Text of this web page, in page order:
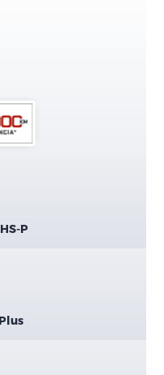
P